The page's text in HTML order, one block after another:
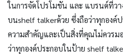
ในการจัดโปรโมชัน และ แบรนด์ที่ว
บนshelf talkerด้วย ซึ่งถือว่าทุกองค์
ความสำคัญและเป็นสิ่งที่คุณไม่ควรม
ว่าทุกองค์ประกอบในป้าย shelf